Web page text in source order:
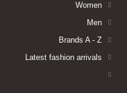
Women
Men
Brands A - Z
Latest fashion arrivals